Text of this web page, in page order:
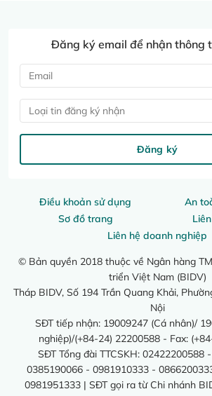
Điều khoản sử dụng
An
Sơ đồ trang
Liên hệ doanh nghiệp
© Bản quyền 2018 thuộc về Ngân hàng
triển Việt Nam (BIDV)
Tháp BIDV, Số 194 Trần Quang Khải,
Nội
SĐT tiếp nhận: 19009247 (Cá nhân)/
nghiệp)/(+84-24) 22200588 - Fax:
SĐT Tổng đài TTCSKH: 02422200588
0385190066 - 0981910333 -
0981951333 | SĐT gọi ra từ Chi nhánh
Đăng ký email để nhận thông
Loại tin đăng ký nhận
Đăng ký